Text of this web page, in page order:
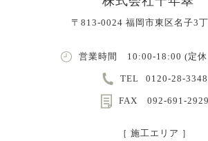
〒813-0024 福岡市東区名子3
営業時間 10:00-18:00 (定休
TEL 0120-28-3348
FAX 092-691-2929
［ 施工エリア ］